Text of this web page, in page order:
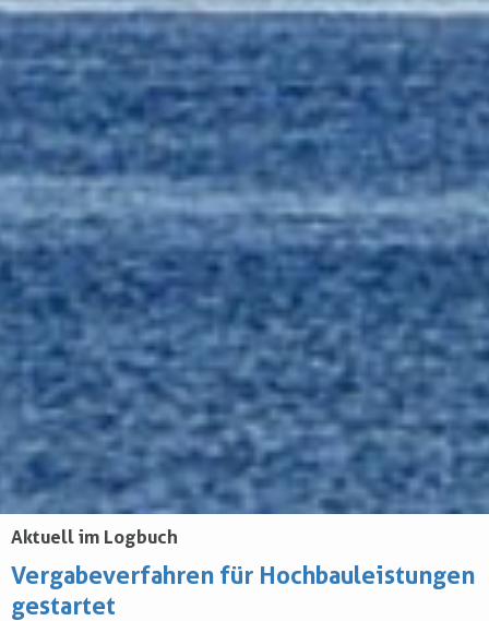
Aktuell im Logbuch
Vergabeverfahren für Hochbauleistungen
gestartet